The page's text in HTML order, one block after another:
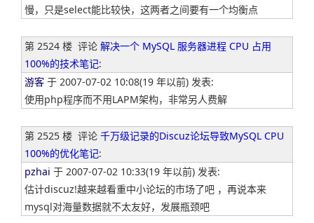
慢，只是select能比较快，这两者之间要有一个均衡点
第 2524 楼 评论 解决一个 MySQL 服务器进程 CPU 占用
100%的技术笔记:
游客 于 2007-07-02 10:08(19 年以前) 发表:
使用php程序而不用LAPM架构，非常另人费解
第 2525 楼 评论 千万级记录的Discuz论坛导致MySQL CPU
100%的优化笔记:
pzhai 于 2007-07-02 10:33(19 年以前) 发表:
估计discuz!越来越看重中小论坛的市场了吧 ，再说本来
mysql对海量数据就不太友好，发展瓶颈吧